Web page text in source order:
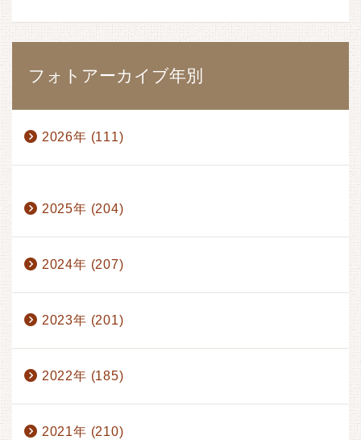
フォトアーカイブ年別
2026年 (111)
2025年 (204)
2024年 (207)
2023年 (201)
2022年 (185)
2021年 (210)